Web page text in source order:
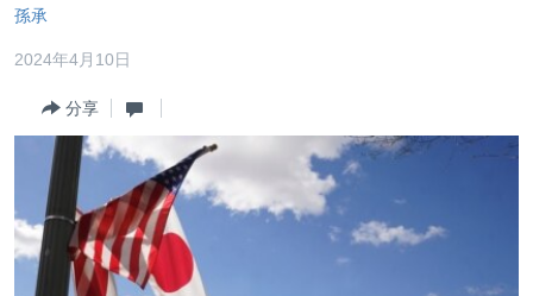
轉
內
導
航
海外港人
新聞自由
揭謊頻道
美國
中國
孫承
2024年4月10日
分享